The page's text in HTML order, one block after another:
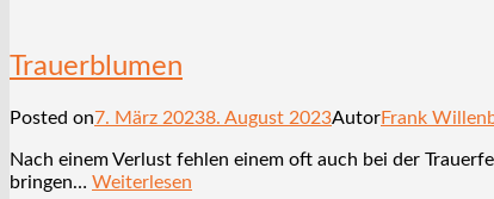
Trauerblumen
Posted on7. März 20238. August 2023AutorFrank
Nach einem Verlust fehlen einem oft auch bei der
bringen… Weiterlesen